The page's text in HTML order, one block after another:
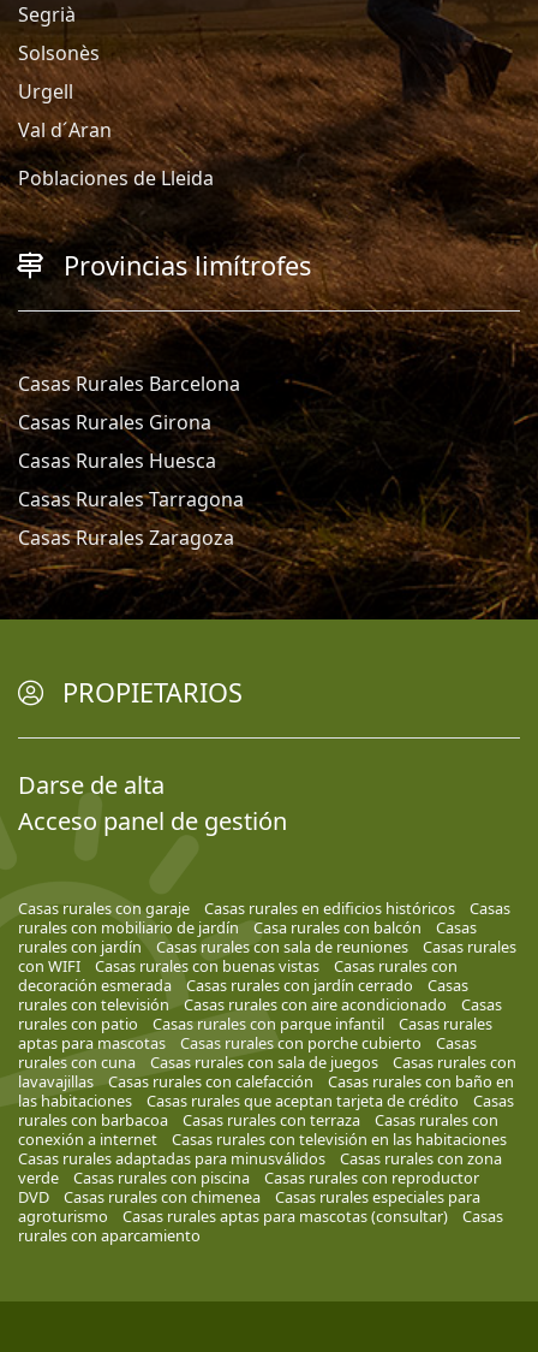
Segrià
Solsonès
Urgell
Val d´Aran
Poblaciones de Lleida
Provincias limítrofes
Casas Rurales Barcelona
Casas Rurales Girona
Casas Rurales Huesca
Casas Rurales Tarragona
Casas Rurales Zaragoza
PROPIETARIOS
Darse de alta
Acceso panel de gestión
Casas rurales con garaje Casas rurales en edificios históricos
Casas
rurales con mobiliario de jardín
Casa rurales con balcón
Casas
rurales con jardín
Casas rurales con sala de reuniones
Casas rurales
con WIFI
Casas rurales con buenas vistas
Casas rurales con
decoración esmerada
Casas rurales con jardín cerrado
Casas
rurales con televisión
Casas rurales con aire acondicionado
Casas
rurales con patio
Casas rurales con parque infantil
Casas rurales
aptas para mascotas
Casas rurales con porche cubierto
Casas
rurales con cuna
Casas rurales con sala de juegos
Casas rurales con
lavavajillas
Casas rurales con calefacción
Casas rurales con baño en
las habitaciones
Casas rurales que aceptan tarjeta de crédito
Casas
rurales con barbacoa
Casas rurales con terraza
Casas rurales con
conexión a internet
Casas rurales con televisión en las habitaciones
Casas rurales adaptadas para minusválidos
Casas rurales con zona
verde
Casas rurales con piscina
Casas rurales con reproductor
DVD
Casas rurales con chimenea
Casas rurales especiales para
agroturismo
Casas rurales aptas para mascotas (consultar)
Casas
rurales con aparcamiento